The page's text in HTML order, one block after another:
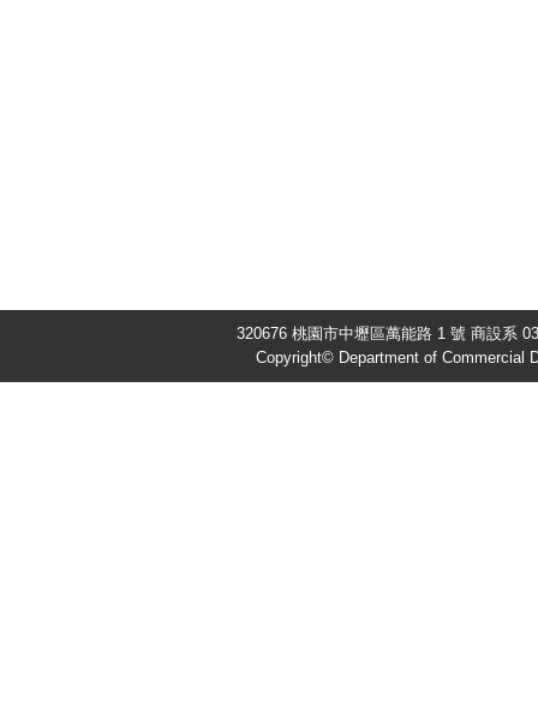
320676 桃園市中壢區萬能路 1 號 商設系
Copyright© Department of Commercial